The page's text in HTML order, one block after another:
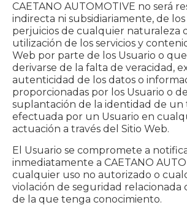
CAETANO AUTOMOTIVE no será
indirecta ni subsidiariamente, de los
perjuicios de cualquier naturaleza
utilización de los servicios y
Web por parte de los Usuario o
derivarse de la falta de veracidad,
autenticidad de los datos o
proporcionadas por los Usuario o
suplantación de la identidad de un
efectuada por un Usuario en
actuación a través del Sitio Web.
El Usuario se compromete a
inmediatamente a CAETANO
cualquier uso no autorizado o
violación de seguridad relacionada
de la que tenga conocimiento.